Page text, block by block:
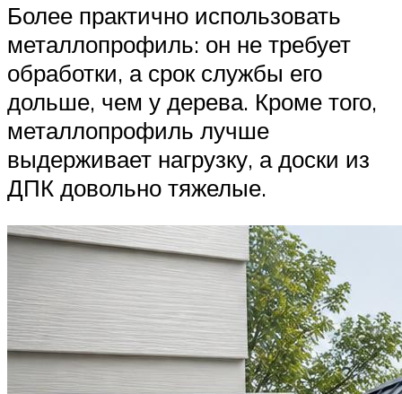
Более практично использовать
металлопрофиль: он не требует
обработки, а срок службы его
дольше, чем у дерева. Кроме того,
металлопрофиль лучше
выдерживает нагрузку, а доски из
ДПК довольно тяжелые.